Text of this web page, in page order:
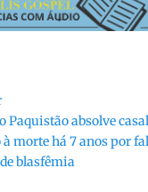
Paquistão absolve
à morte há 7 anos por
blasfêmia